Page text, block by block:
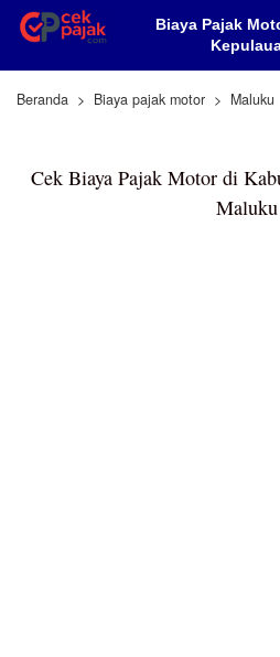
Biaya Pajak
Beranda Biaya pajak motor Maluku
Cek Biaya Pajak Motor di
Maluku